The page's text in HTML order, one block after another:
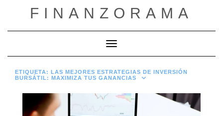
FINANZORAMA
Cambiar modo de navegación
ETIQUETA: LAS MEJORES ESTRATEGIAS DE INVERSIÓN
BURSÁTIL: MAXIMIZA TUS GANANCIAS